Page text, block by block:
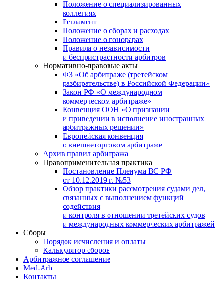
Положение о специализированных
коллегиях
Регламент
Положение о сборах и расходах
Положение о гонорарах
Правила о независимости
и беспристрастности арбитров
Нормативно-правовые акты
ФЗ «Об арбитраже (третейском
разбирательстве) в Российской Федерации»
Закон РФ «О международном
коммерческом арбитраже»
Конвенция ООН «О признании
и приведении в исполнение иностранных
арбитражных решений»
Европейская конвенция
о внешнеторговом арбитраже
Архив правил арбитража
Правоприменительная практика
Постановление Пленума ВС РФ
от 10.12.2019 г. №53
Обзор практики рассмотрения судами дел,
связанных с выполнением функций
содействия
и контроля в отношении третейских судов
и международных коммерческих арбитражей
Сборы
Порядок исчисления и оплаты
Калькулятор сборов
Арбитражное соглашение
Med-Arb
Контакты